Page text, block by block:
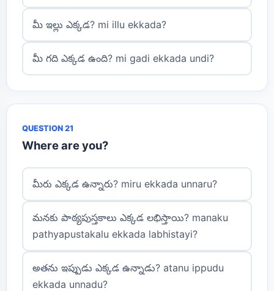
మీ ఇల్లు ఎక్కడ? mi illu ekkada?
మీ గది ఎక్కడ ఉంది? mi gadi ekkada undi?
QUESTION 21
Where are you?
మీరు ఎక్కడ ఉన్నారు? miru ekkada unnaru?
మనకు పాఠ్యపుస్తకాలు ఎక్కడ లభిస్తాయి? manaku
pathyapustakalu ekkada labhistayi?
అతను ఇప్పుడు ఎక్కడ ఉన్నాడు? atanu ippudu
ekkada unnadu?